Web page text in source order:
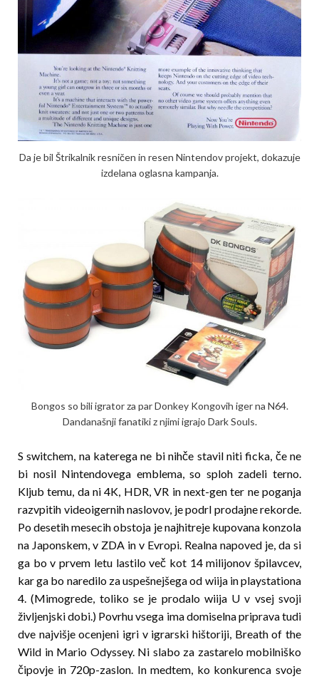
Da je bil Štrikalnik resničen in resen Nintendov projekt, dokazuje
izdelana oglasna kampanja.
Bongos so bili igrator za par Donkey Kongovih iger na N64.
Dandanašnji fanatiki z njimi igrajo Dark Souls.
S switchem, na katerega ne bi nihče stavil niti ficka, če ne
bi nosil Nintendovega emblema, so sploh zadeli terno.
Kljub temu, da ni 4K, HDR, VR in next-gen ter ne poganja
razvpitih videoigernih naslovov, je podrl prodajne rekorde.
Po desetih mesecih obstoja je najhitreje kupovana konzola
na Japonskem, v ZDA in v Evropi. Realna napoved je, da si
ga bo v prvem letu lastilo več kot 14 milijonov špilavcev,
kar ga bo naredilo za uspešnejšega od wiija in playstationa
4. (Mimogrede, toliko se je prodalo wiija U v vsej svoji
življenjski dobi.) Povrhu vsega ima domiselna priprava tudi
dve najvišje ocenjeni igri v igrarski hištoriji, Breath of the
Wild in Mario Odyssey. Ni slabo za zastarelo mobilniško
čipovje in 720p-zaslon. In medtem, ko konkurenca svoje